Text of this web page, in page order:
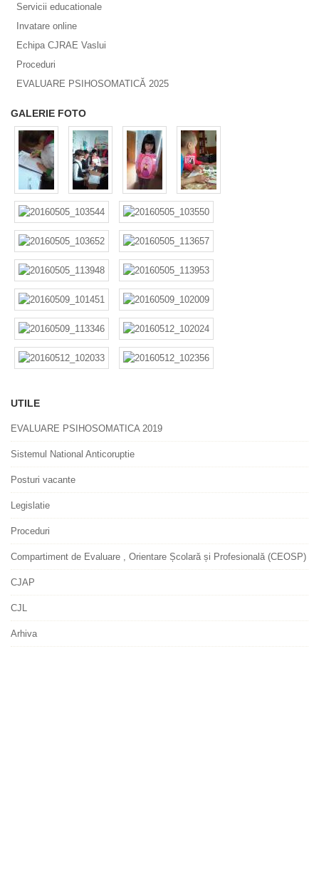
Servicii educationale
Invatare online
Echipa CJRAE Vaslui
Proceduri
EVALUARE PSIHOSOMATICĂ 2025
GALERIE FOTO
UTILE
EVALUARE PSIHOSOMATICA 2019
Sistemul National Anticoruptie
Posturi vacante
Legislatie
Proceduri
Compartiment de Evaluare , Orientare Școlară și Profesională (CEOSP)
CJAP
CJL
Arhiva